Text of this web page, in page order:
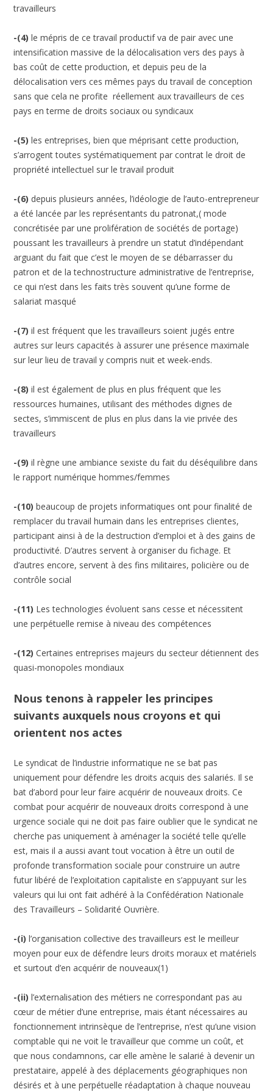
travailleurs
-(4) le mépris de ce travail productif va de pair avec une
intensification massive de la délocalisation vers des pays à
bas coût de cette production, et depuis peu de la
délocalisation vers ces mêmes pays du travail de conception
sans que cela ne profite réellement aux travailleurs de ces
pays en terme de droits sociaux ou syndicaux
-(5) les entreprises, bien que méprisant cette production,
s’arrogent toutes systématiquement par contrat le droit de
propriété intellectuel sur le travail produit
-(6) depuis plusieurs années, l’idéologie de l’auto-entrepreneur
a été lancée par les représentants du patronat,( mode
concrétisée par une prolifération de sociétés de portage)
poussant les travailleurs à prendre un statut d’indépendant
arguant du fait que c’est le moyen de se débarrasser du
patron et de la technostructure administrative de l’entreprise,
ce qui n’est dans les faits très souvent qu’une forme de
salariat masqué
-(7) il est fréquent que les travailleurs soient jugés entre
autres sur leurs capacités à assurer une présence maximale
sur leur lieu de travail y compris nuit et week-ends.
-(8) il est également de plus en plus fréquent que les
ressources humaines, utilisant des méthodes dignes de
sectes, s’immiscent de plus en plus dans la vie privée des
travailleurs
-(9) il règne une ambiance sexiste du fait du déséquilibre dans
le rapport numérique hommes/femmes
-(10) beaucoup de projets informatiques ont pour finalité de
remplacer du travail humain dans les entreprises clientes,
participant ainsi à de la destruction d’emploi et à des gains de
productivité. D’autres servent à organiser du fichage. Et
d’autres encore, servent à des fins militaires, policière ou de
contrôle social
-(11) Les technologies évoluent sans cesse et nécessitent
une perpétuelle remise à niveau des compétences
-(12) Certaines entreprises majeurs du secteur détiennent des
quasi-monopoles mondiaux
Nous tenons à rappeler les principes
suivants auxquels nous croyons et qui
orientent nos actes
Le syndicat de l’industrie informatique ne se bat pas
uniquement pour défendre les droits acquis des salariés. Il se
bat d’abord pour leur faire acquérir de nouveaux droits. Ce
combat pour acquérir de nouveaux droits correspond à une
urgence sociale qui ne doit pas faire oublier que le syndicat ne
cherche pas uniquement à aménager la société telle qu’elle
est, mais il a aussi avant tout vocation à être un outil de
profonde transformation sociale pour construire un autre
futur libéré de l’exploitation capitaliste en s’appuyant sur les
valeurs qui lui ont fait adhéré à la Confédération Nationale
des Travailleurs – Solidarité Ouvrière.
-(i) l’organisation collective des travailleurs est le meilleur
moyen pour eux de défendre leurs droits moraux et matériels
et surtout d’en acquérir de nouveaux(1)
-(ii) l’externalisation des métiers ne correspondant pas au
cœur de métier d’une entreprise, mais étant nécessaires au
fonctionnement intrinsèque de l’entreprise, n’est qu’une vision
comptable qui ne voit le travailleur que comme un coût, et
que nous condamnons, car elle amène le salarié à devenir un
prestataire, appelé à des déplacements géographiques non
désirés et à une perpétuelle réadaptation à chaque nouveau